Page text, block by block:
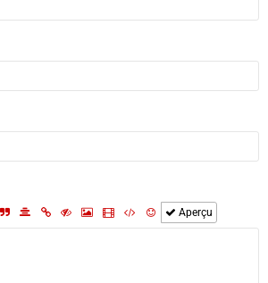
Aperçu